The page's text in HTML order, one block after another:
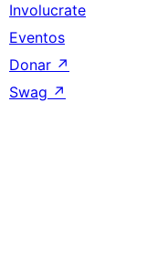
Involucrate
Eventos
Donar ↗
Swag ↗